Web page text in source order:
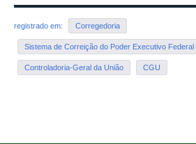
registrado em: Corregedoria
Sistema de Correição do Poder Executivo Federal
Controladoria-Geral da União CGU